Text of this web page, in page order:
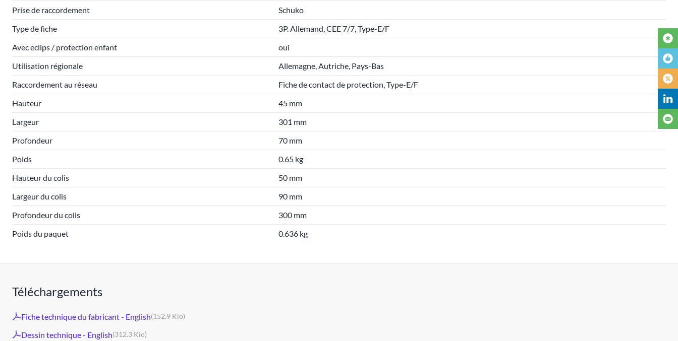
Prise de raccordement
Schuko
Type de fiche
3P. Allemand, CEE 7/7, Type-E/F
Avec eclips / protection enfant
oui
Utilisation régionale
Allemagne, Autriche, Pays-Bas
Raccordement au réseau
Fiche de contact de protection, Type-E/F
Hauteur
45 mm
Largeur
301 mm
Profondeur
70 mm
Poids
0.65 kg
Hauteur du colis
50 mm
Largeur du colis
90 mm
Profondeur du colis
300 mm
Poids du paquet
0.636 kg
Téléchargements
Fiche technique du fabricant - English(152.9 Kio)
Dessin technique - English(312.3 Kio)